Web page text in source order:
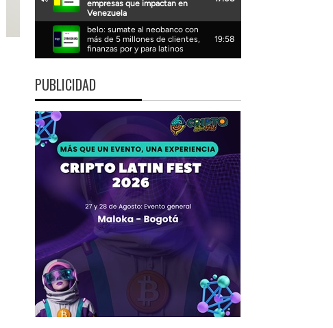
PUBLICIDAD